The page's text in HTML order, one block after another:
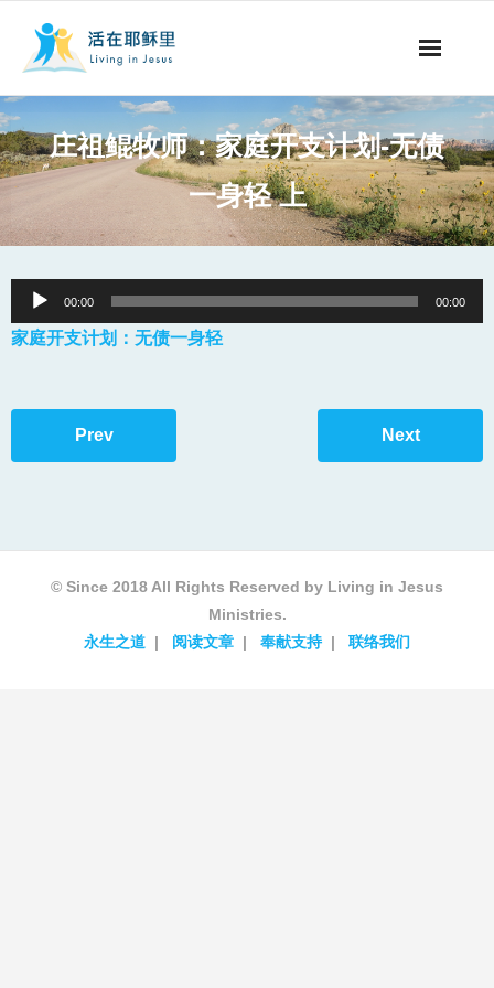
视听节目
阅读文章
永生之道
奉献支持
庄祖鲲牧师：家庭开支计划-无债
一身轻 上
Audio
Player
00:00 00:00
家庭开支计划：无债一身轻
Prev Next
© Since 2018 All Rights Reserved by Living in Jesus
Ministries.
永生之道
阅读文章 奉献支持 联络我们